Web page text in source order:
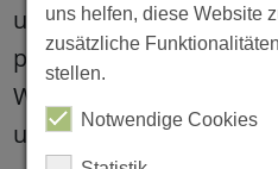
und erfahren Sie mehr
pädagogisches Konzept.
Wir zeigen Ihnen, wie
und was Ihr Kind bei
uns helfen, diese Website
zusätzliche
stellen.
Notwendige Cookies